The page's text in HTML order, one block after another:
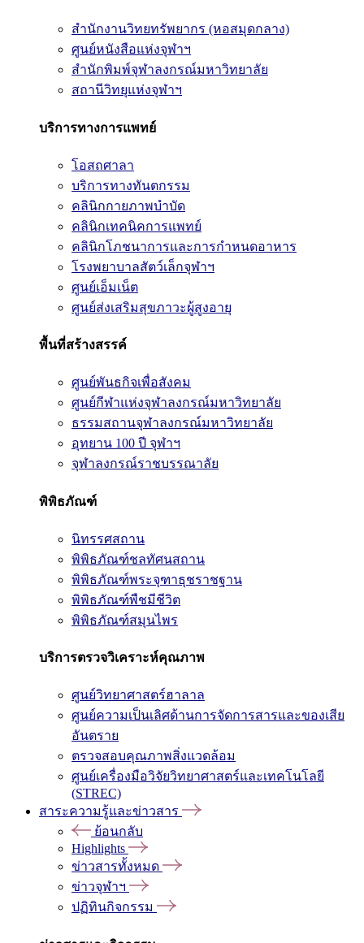
สำนักงานวิทยทรัพยากร (หอสมุดกลาง)
ศูนย์หนังสือแห่งจุฬาฯ
สำนักพิมพ์จุฬาลงกรณ์มหาวิทยาลัย
สถานีวิทยุแห่งจุฬาฯ
บริการทางการแพทย์
โอสถศาลา
บริการทางทันตกรรม
คลินิกกายภาพบำบัด
คลินิกเทคนิคการแพทย์
คลินิกโภชนาการและการกำหนดอาหาร
โรงพยาบาลสัตว์เล็กจุฬาฯ
ศูนย์เอ็มเน็ต
ศูนย์ส่งเสริมสุขภาวะผู้สูงอายุ
พื้นที่สร้างสรรค์
ศูนย์พันธกิจเพื่อสังคม
ศูนย์กีฬาแห่งจุฬาลงกรณ์มหาวิทยาลัย
ธรรมสถานจุฬาลงกรณ์มหาวิทยาลัย
อุทยาน 100 ปี จุฬาฯ
จุฬาลงกรณ์ราชบรรณาลัย
พิพิธภัณฑ์
นิทรรศสถาน
พิพิธภัณฑ์ชลทัศนสถาน
พิพิธภัณฑ์พระจุฑาธุชราชฐาน
พิพิธภัณฑ์พืชมีชีวิต
พิพิธภัณฑ์สมุนไพร
บริการตรวจวิเคราะห์คุณภาพ
ศูนย์วิทยาศาสตร์ฮาลาล
ศูนย์ความเป็นเลิศด้านการจัดการสารและของเสีย
อันตราย
ตรวจสอบคุณภาพสิ่งแวดล้อม
ศูนย์เครื่องมือวิจัยวิทยาศาสตร์และเทคโนโลยี
(STREC)
สาระความรู้และข่าวสาร
ย้อนกลับ
Highlights
ข่าวสารทั้งหมด
ข่าวจุฬาฯ
ปฏิทินกิจกรรม